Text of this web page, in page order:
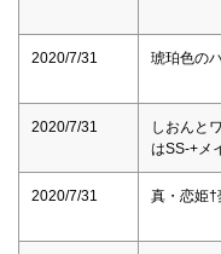
2020/7/31 琥珀色の
2020/7/31
しおんと
はSS-+メ
2020/7/31 真・恋姫†